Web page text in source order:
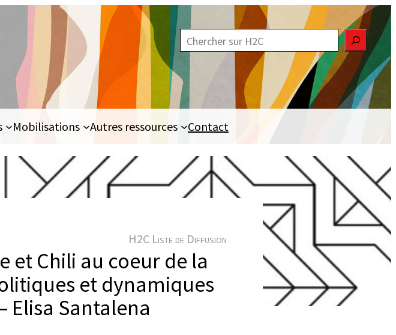
c
h
e
c
Mobilisations Autres ressources Contact
H2C Liste de Diffusion
et Chili au coeur de la
et dynamiques
Elisa Santalena